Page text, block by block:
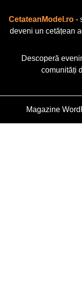
CetateanModel.ro-
deveni un cetățean
Descoperă
comunități
Magazine